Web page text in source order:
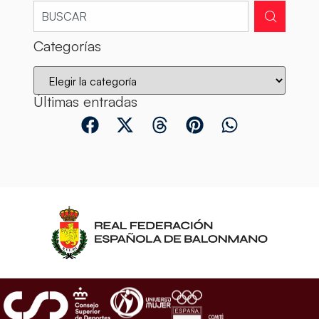
Categorías
Últimas entradas